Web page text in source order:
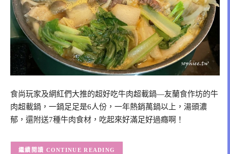
食尚玩家及網紅們大推的超好吃牛肉超載鍋—友蘭食作坊的牛
肉超載鍋，一鍋足足是6人份，一年熱銷萬鍋以上，湯頭濃
郁，還附送7種牛肉食材，吃起來好滿足好過癮啊！
CONTINUE READING